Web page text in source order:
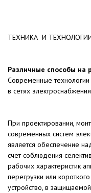
ТЕХНИКА И
Различные способы на
Современные технологии
в сетях электроснабжения
При проектировании,
современных систем
является обеспечение
счет соблюдения
рабочих характеристик
перегрузки или
устройство, в